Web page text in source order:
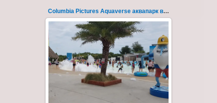
Columbia Pictures Aquaverse аквапарк в Паттайе 26
23.10.2022
Columbia Pictures Aquaverse - новый
тематический аквапарк в Паттайе.
Открыт в октябре 2022 после
модернизации и смены...